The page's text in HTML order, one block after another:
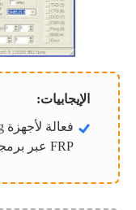
الإيجابيات:
FRP عبر برمجيات Realterm.